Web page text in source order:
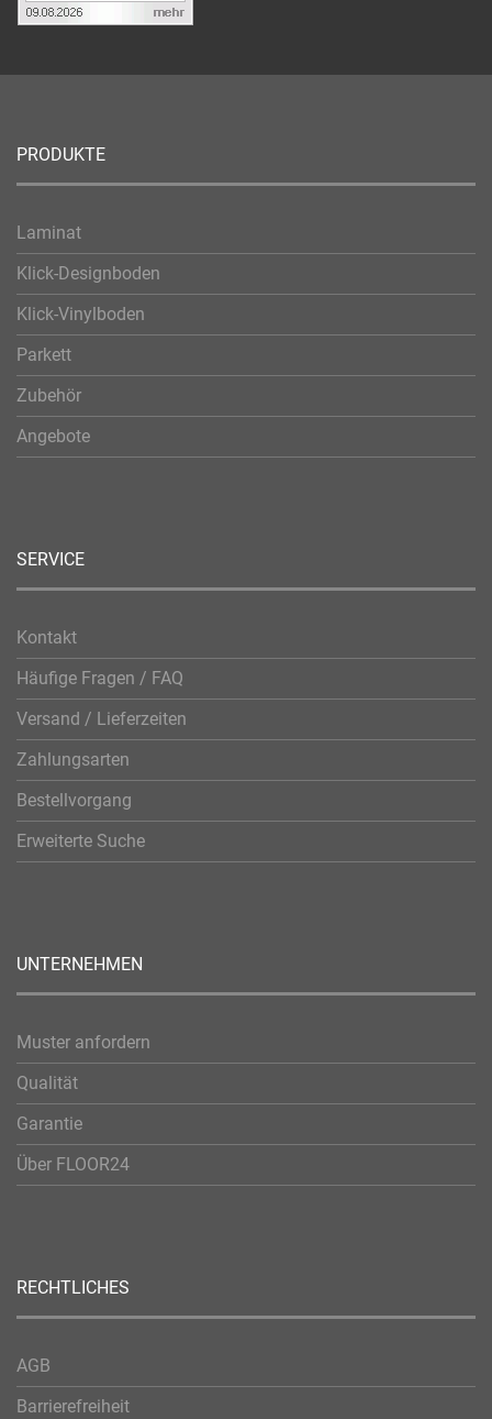
PRODUKTE
Laminat
Klick-Designboden
Klick-Vinylboden
Parkett
Zubehör
Angebote
SERVICE
Kontakt
Häufige Fragen / FAQ
Versand / Lieferzeiten
Zahlungsarten
Bestellvorgang
Erweiterte Suche
UNTERNEHMEN
Muster anfordern
Qualität
Garantie
Über FLOOR24
RECHTLICHES
AGB
Barrierefreiheit